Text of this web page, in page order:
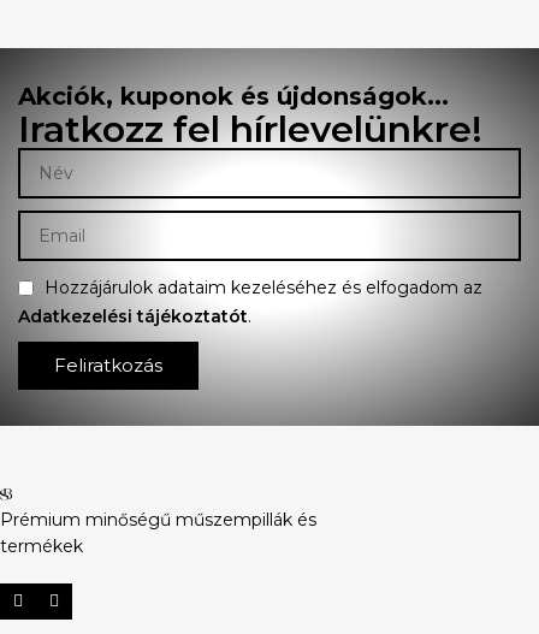
Akciók, kuponok és újdonságok...
Iratkozz fel hírlevelünkre!
Hozzájárulok adataim kezeléséhez és elfogadom az
Adatkezelési tájékoztatót.
Feliratkozás
Prémium minőségű műszempillák és
termékek